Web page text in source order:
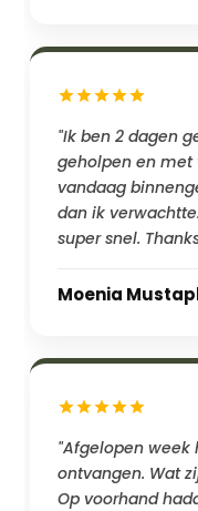
"Ik ben 2 dagen
geholpen en met
vandaag
dan ik
super snel.
Moenia
"Afgelopen week
ontvangen. Wat
Op voorhand